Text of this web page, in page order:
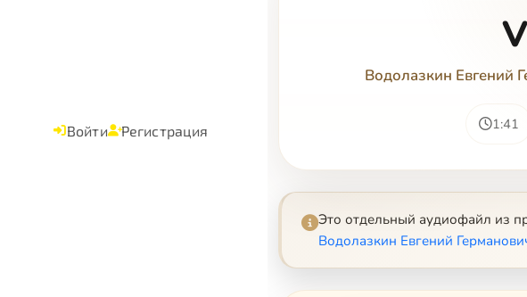
Войти Регистрация
Водолазкин Евгений
1:41
Это отдельный аудиофайл из
Водолазкин Евгений